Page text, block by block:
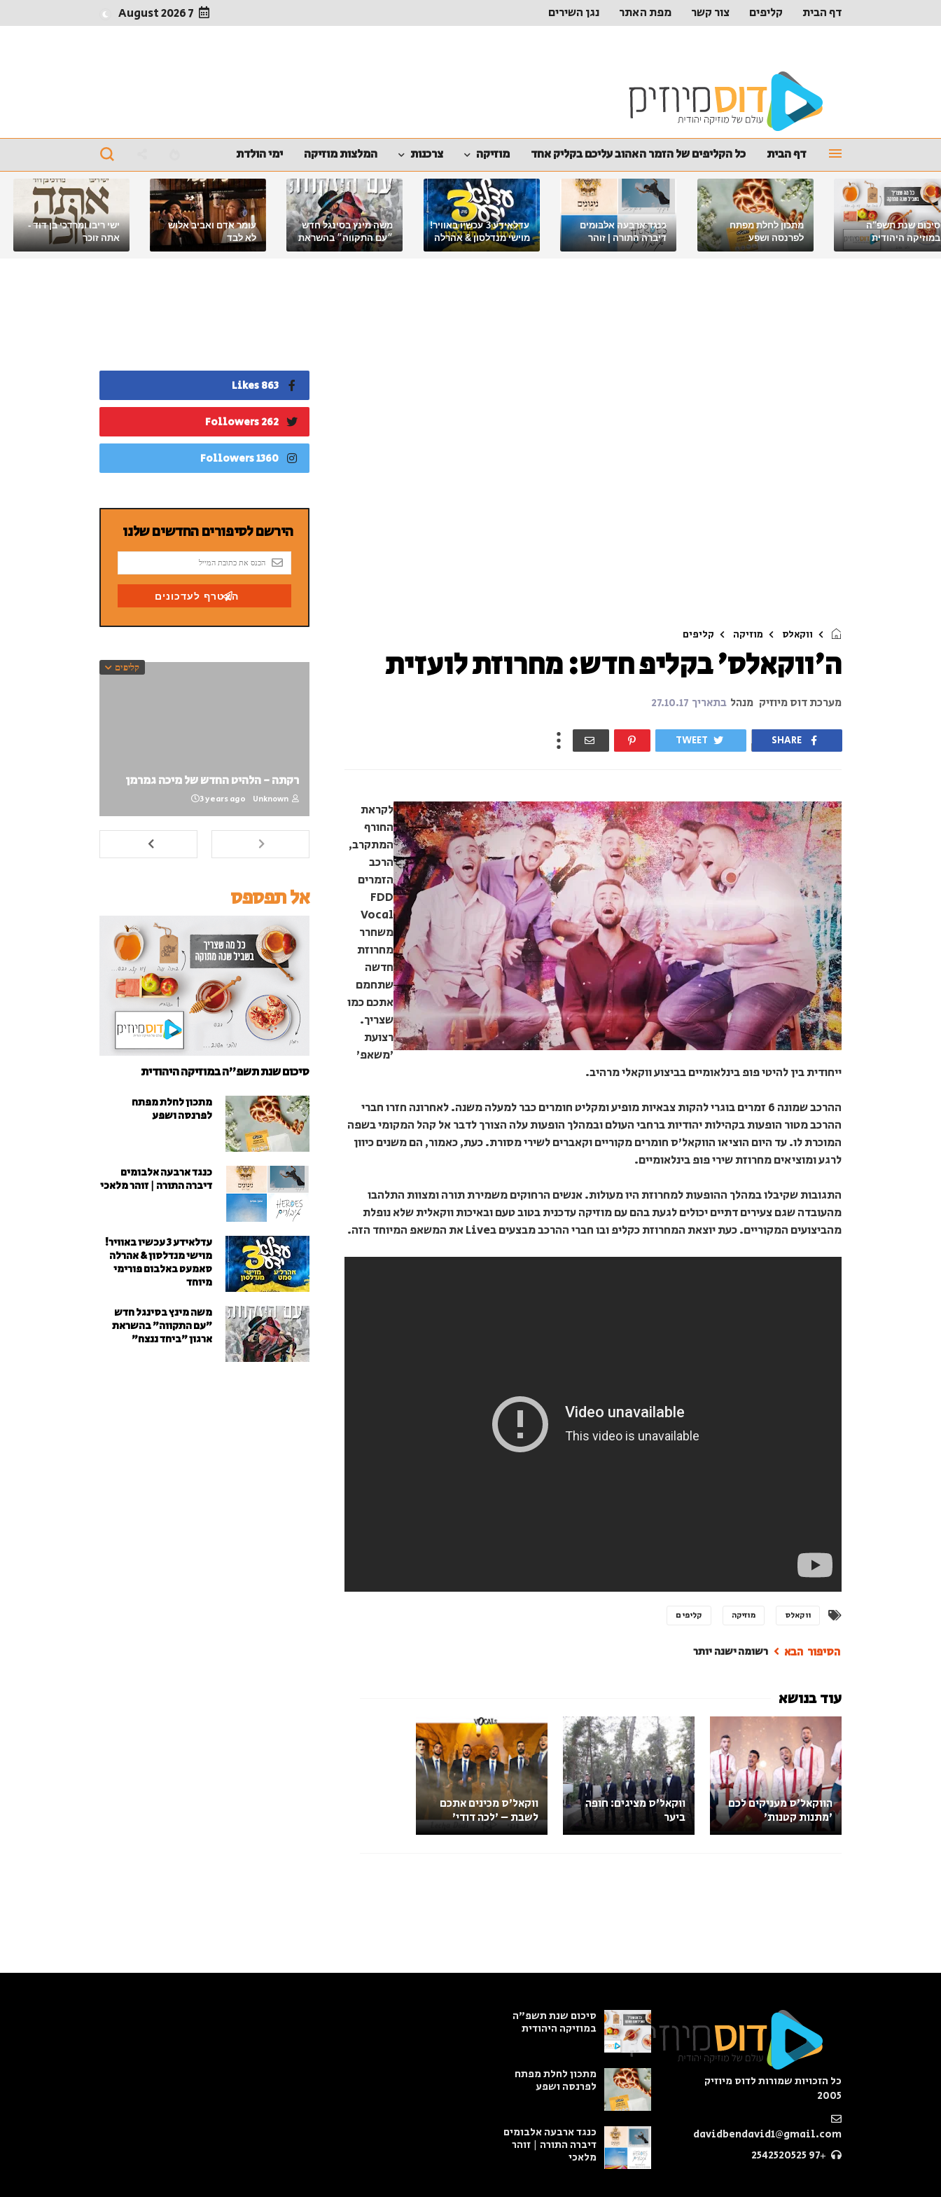
דף הבית קליפים צור קשר מפת האתר נגן השירים 7 August 2026
דף הבית כל הקליפים של הזמר האהוב עליכם בקליק אחד מוזיקה צרכנות המלצות מוזיקה ימי הולדת
סיכום שנת תשפ"ה
במוזיקה היהודית
מתכון לחלת מפתח
לפרנסה ושפע
כנגד ארבעה אלבומים
דיברה התורה | זוהר
מלאכי
עדלאידע 3 עכשיו באוויר!
מוישי מנדלסון & אהרלה
סאמעט באלבום פורימי
משה מינץ בסינגל חדש
״עם התקווה״ בהשראת
ארגון "ביחד ננצח"
עומר אדם ואביב אלוש
לא לבד
ישי ריבו ומרדכי בן דוד -
אתה זוכר
ווקאלס מוזיקה קליפים
ה'ווקאלס' בקליפ חדש: מחרוזת לועזית
מערכת דוס מיוזיק מנהל בתאריך 27.10.17
SHARE
TWEET
לקראת
החורף
המתקרב,
הרכב
הזמרים
FDD
Vocal
משחרר
מחרוזת
חדשה
שתחמם
אתכם כמו
שצריך.
רצועת
'משאפ'
ייחודית בין להיטי פופ בינלאומיים בביצוע ווקאלי מרהיב.
ההרכב שמונה 6 זמרים בוגרי להקות צבאיות מופיע ומקליט חומרים כבר למעלה משנה. לאחרונה חזרו חברי
ההרכב מטור הופעות בקהילות יהודיות ברחבי העולם ובמהלך הופעות עלה הצורך לדבר אל קהל המקומי בשפה
המוכרת לו. עד היום הוציאו הווקאל'ס חומרים מקוריים וקאברים לשירי מסורת. כעת, כאמור, הם משנים כיוון
לרגע ומוציאים מחרוזת שירי פופ בינלאומיים.
התגובות שקיבלו במהלך ההופעות למחרוזת היו מעולות. אנשים הרחוקים משמירת תורה ומצוות התלהבו
מהעובדה שגם צעירים דתיים יכולים לגעת בהם עם מוזיקה עדכנית בטוב טעם ובאיכות ווקאלית שלא נופלת
מהביצועים המקוריים. כעת יוצאת המחרוזת כקליפ ובו חברי ההרכב מבצעים בLive את המשאפ המיוחד הזה.
ווקאלס מוזיקה קליפים
רשומה ישנה יותר
הווקאל'ס מעניקים לכם
'מתנות קטנות'
ווקאל'ס מציגים: חופה
ביער
ווקאל'ס מכינים אתכם
לשבת – 'לכה דודי'
863 Likes
262 Followers
1360 Followers
קליפים
רקתה - הלהיט החדש של מיכה גמרמן
Unknown
3 years ago
אל תפספס
סיכום שנת תשפ"ה במוזיקה היהודית
מתכון לחלת מפתח
לפרנסה ושפע
כנגד ארבעה אלבומים
דיברה התורה | זוהר מלאכי
עדלאידע 3 עכשיו באוויר!
מוישי מנדלסון & אהרלה
סאמעט באלבום פורימי
מיוחד
משה מינץ בסינגל חדש
״עם התקווה״ בהשראת
ארגון "ביחד ננצח"
כל הזכויות שמורות לדוס מיוזיק
2005
davidbendavid1@gmail.com
+97 2542520525
סיכום שנת תשפ"ה
במוזיקה היהודית
מתכון לחלת מפתח
לפרנסה ושפע
כנגד ארבעה אלבומים
דיברה התורה | זוהר
מלאכי